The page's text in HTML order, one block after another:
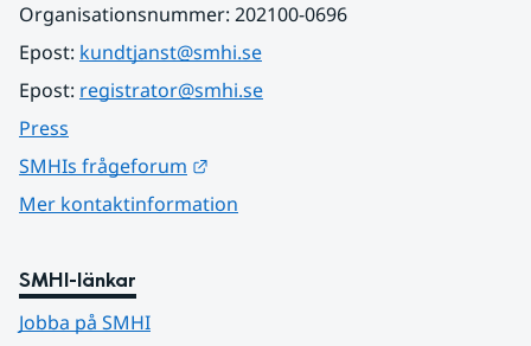
Organisationsnummer: 202100-0696
Epost: kundtjanst@smhi.se
Epost: registrator@smhi.se
Press
SMHIs frågeforum
Mer kontaktinformation
SMHI-länkar
Jobba på SMHI